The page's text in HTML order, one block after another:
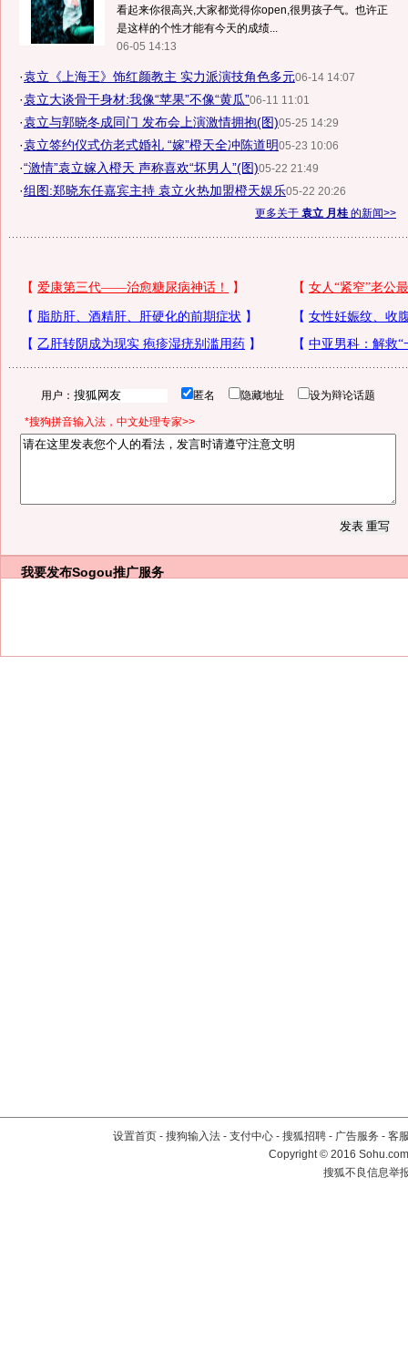
看起来你很高兴,大家都觉得你open,很男孩子气。也许正
是这样的个性才能有今天的成绩...
06-05 14:13
·袁立《上海王》饰红颜教主 实力派演技角色多元06-14 14:07
·袁立大谈骨干身材:我像“苹果”不像“黄瓜”06-11 11:01
·袁立与郭晓冬成同门 发布会上演激情拥抱(图)05-25 14:29
·袁立签约仪式仿老式婚礼 “嫁”橙天全冲陈道明05-23 10:06
·“激情”袁立嫁入橙天 声称喜欢“坏男人”(图)05-22 21:49
·组图:郑晓东任嘉宾主持 袁立火热加盟橙天娱乐05-22 20:26
更多关于 袁立 月桂 的新闻>>
用户： 匿名 隐藏地址 设为辩论话题
*搜狗拼音输入法，中文处理专家>>
我要发布Sogou推广服务
设置首页 - 搜狗输入法 - 支付中心 - 搜狐招聘 - 广告服务 - 客
Copyright©2016
搜狐不良信息举